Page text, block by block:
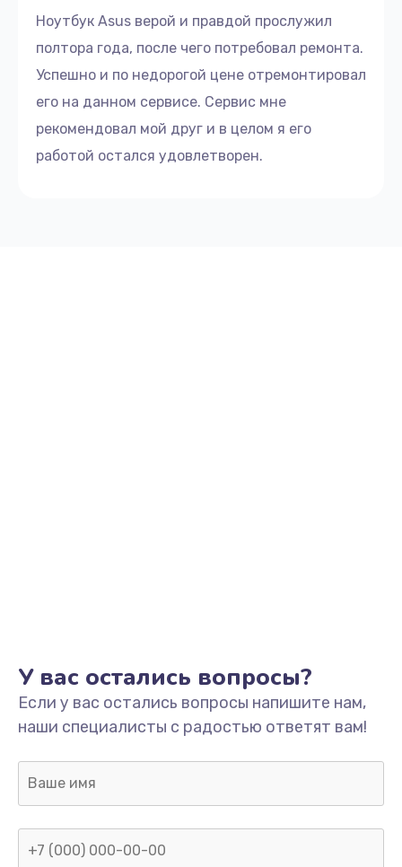
Ноутбук Asus верой и правдой прослужил
полтора года, после чего потребовал ремонта.
Успешно и по недорогой цене отремонтировал
его на данном сервисе. Сервис мне
рекомендовал мой друг и в целом я его
работой остался удовлетворен.
У вас остались вопросы?
Если у вас остались вопросы напишите нам,
наши специалисты с радостью ответят вам!